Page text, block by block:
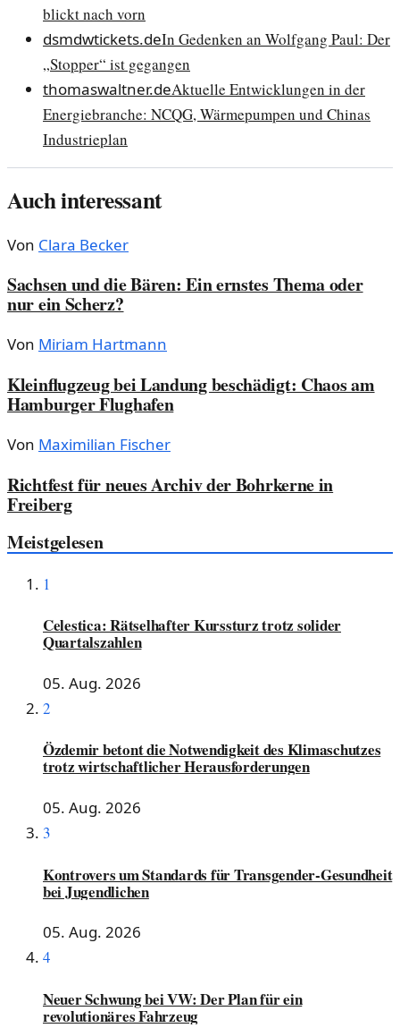
blickt nach vorn
dsmdwtickets.deIn Gedenken an Wolfgang Paul: Der
„Stopper“ ist gegangen
thomaswaltner.deAktuelle Entwicklungen in der
Energiebranche: NCQG, Wärmepumpen und Chinas
Industrieplan
Auch interessant
Von Clara Becker
Sachsen und die Bären: Ein ernstes Thema oder
nur ein Scherz?
Von Miriam Hartmann
Kleinflugzeug bei Landung beschädigt: Chaos am
Hamburger Flughafen
Von Maximilian Fischer
Richtfest für neues Archiv der Bohrkerne in
Freiberg
Meistgelesen
1
Celestica: Rätselhafter Kurssturz trotz solider
Quartalszahlen
05. Aug. 2026
2
Özdemir betont die Notwendigkeit des Klimaschutzes
trotz wirtschaftlicher Herausforderungen
05. Aug. 2026
3
Kontrovers um Standards für Transgender-Gesundheit
bei Jugendlichen
05. Aug. 2026
4
Neuer Schwung bei VW: Der Plan für ein
revolutionäres Fahrzeug